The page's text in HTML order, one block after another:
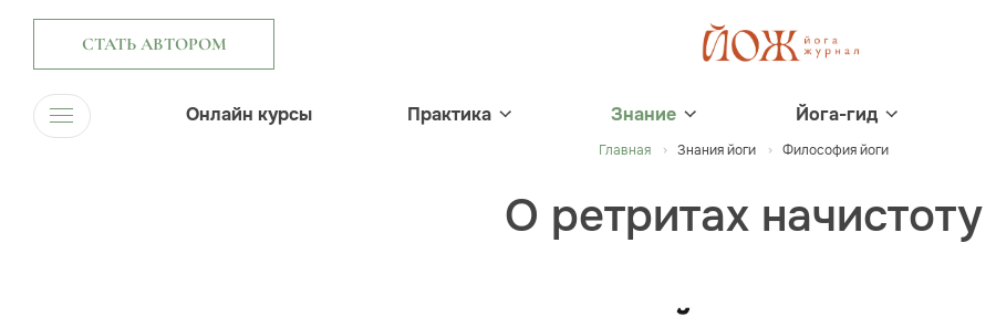
СТАТЬ АВТОРОМ
Онлайн курсы Практика Знание Йога-гид
Главная Знания йоги Философия йоги
О ретритах начистоту